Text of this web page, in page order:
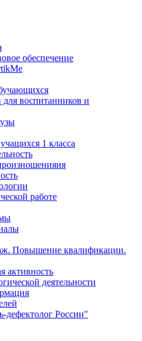
обеспечение
воспитанников и
1 класса
работе
Повышение квалификации.
активность
деятельности
дефектолог России"